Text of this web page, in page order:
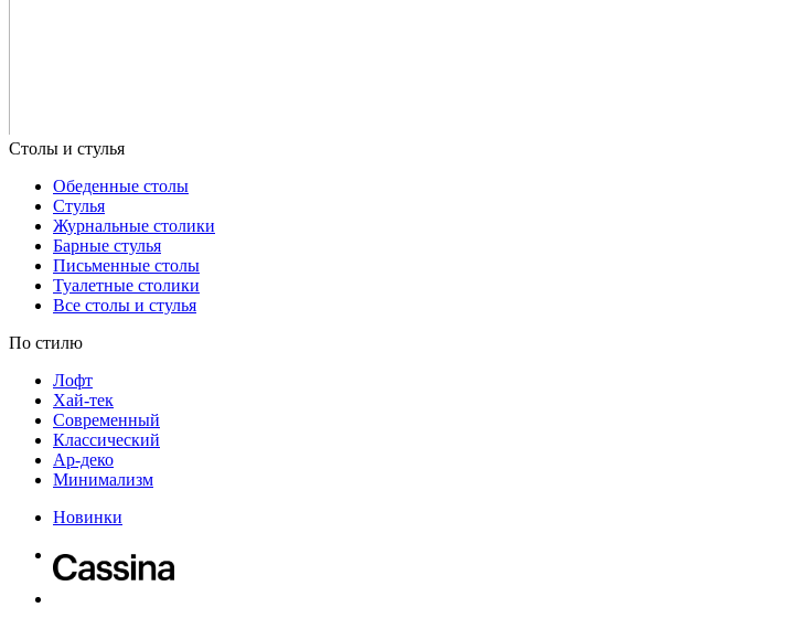
Обеденные столы
Стулья
Журнальные столики
Барные стулья
Письменные столы
Туалетные столики